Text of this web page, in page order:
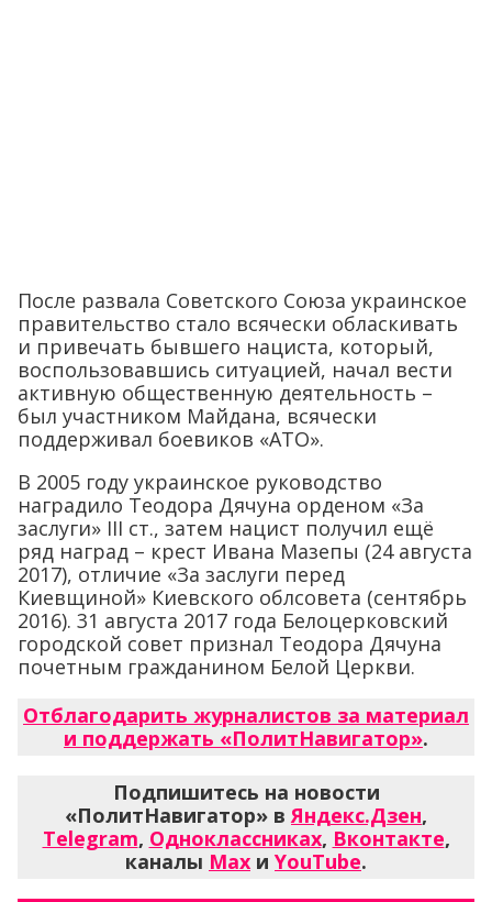
После развала Советского Союза украинское
правительство стало всячески обласкивать
и привечать бывшего нациста, который,
воспользовавшись ситуацией, начал вести
активную общественную деятельность –
был участником Майдана, всячески
поддерживал боевиков «АТО».
В 2005 году украинское руководство
наградило Теодора Дячуна орденом «За
заслуги» III ст., затем нацист получил ещё
ряд наград – крест Ивана Мазепы (24 августа
2017), отличие «За заслуги перед
Киевщиной» Киевского облсовета (сентябрь
2016). 31 августа 2017 года Белоцерковский
городской совет признал Теодора Дячуна
почетным гражданином Белой Церкви.
Отблагодарить журналистов за материал
и поддержать «ПолитНавигатор».
Подпишитесь на новости
«ПолитНавигатор» в Яндекс.Дзен,
Telegram, Одноклассниках, Вконтакте,
каналы Max и YouTube.